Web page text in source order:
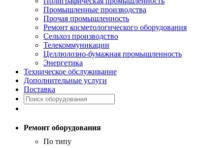
Промышленные производства
Прочая промышленность
Ремонт косметологического оборудования
Сельхоз производство
Телекоммуникации
Целлюлозно-бумажная промышленность
Энергетика
Техническое обслуживание
Дополнительные услуги
Поставка
Ремонт оборудования
По типу